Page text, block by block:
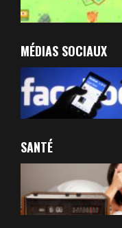
MÉDIAS SOCIAUX
SANTÉ